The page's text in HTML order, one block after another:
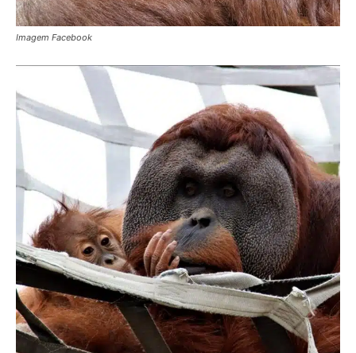
Imagem Facebook